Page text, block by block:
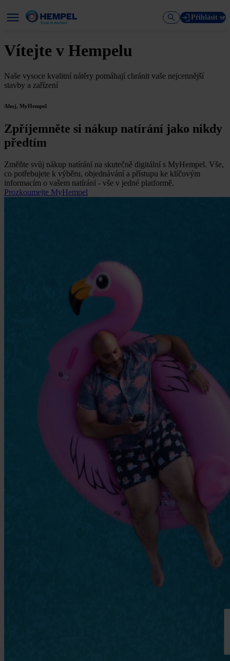
Přihlásit se
Vítejte v Hempelu
Naše vysoce kvalitní nátěry pomáhají chránit vaše nejcennější
stavby a zařízení
Ahoj, MyHempel
Zpříjemněte si nákup natírání jako nikdy
předtím
Změňte svůj nákup natírání na skutečně digitální s MyHempel. Vše,
co potřebujete k výběru, objednávání a přístupu ke klíčovým
informacím o vašem natírání - vše v jedné platformě.
Prozkoumejte MyHempel